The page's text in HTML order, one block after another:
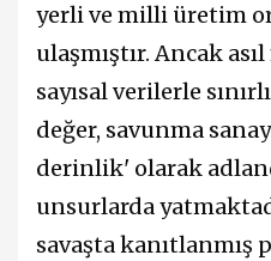
yerli ve milli üretim
ulaşmıştır. Ancak
sayısal verilerle
değer, savunma
derinlik' olarak
unsurlarda
savaşta kanıtlanmış